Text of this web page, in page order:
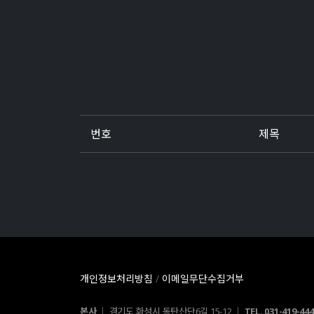
번호 제목
개인정보처리방침 / 이메일무단수집거부
본사 │ 경기도 화성시 동탄산단6길 15-12 │ TEL. 031-419-